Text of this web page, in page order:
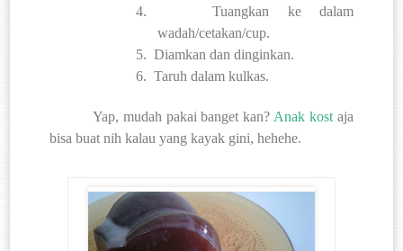
4.
Tuangkan ke dalam
wadah/cetakan/cup.
5. Diamkan dan dinginkan.
6. Taruh dalam kulkas.
Yap, mudah pakai banget kan? Anak kost aja
bisa buat nih kalau yang kayak gini, hehehe.